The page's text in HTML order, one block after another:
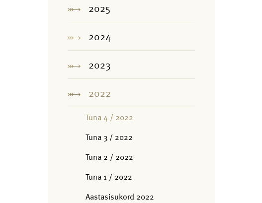
2025
2024
2023
2022
Tuna 4 / 2022
Tuna 3 / 2022
Tuna 2 / 2022
Tuna 1 / 2022
Aastasisukord 2022